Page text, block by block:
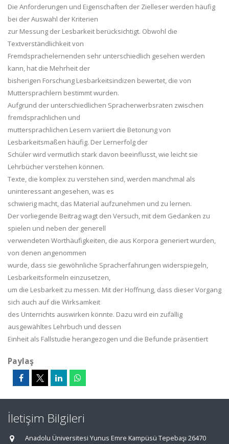
Die Anforderungen und Eigenschaften der Zielleser werden häufig
bei der Auswahl der Kriterien
zur Messung der Lesbarkeit berücksichtigt. Obwohl die
Textverständlichkeitvon
Fremdsprachelernenden sehr unterschiedlich gesehen werden
kann, hat die Mehrheit der
bisherigen Forschung Lesbarkeitsindizen bewertet, die von
Muttersprachlern bestimmt wurden.
Aufgrund der unterschiedlichen Spracherwerbsraten zwischen
fremdsprachlichen und
muttersprachlichen Lesern variiert die Betonung von
Lesbarkeitsmaßen häufig. Der Lernerfolg der
Schüler wird vermutlich stark davon beeinflusst, wie leicht sie
Lehrbücher verstehen können.
Texte, die komplex zu verstehen sind, werden manchmal als
uninteressant angesehen, was es
schwierig macht, das Material aufzunehmen und zu lernen.
Der vorliegende Beitrag wagt den Versuch, mit dem Gedanken zu
spielen und neben der generell
verwendeten Worthäufigkeiten, die aus Korpora generiert wurden,
von denen angenommen
wurde, dass sie gewöhnliche Spracherfahrungen widerspiegeln,
Lesbarkeitsformeln einzusetzen,
um die Lesbarkeit zu messen. Mit der Hoffnung, dass dieser Vorgang
sich auch auf die Wirksamkeit
des Unterrichts auswirken könnte. Dazu wird ein zufällig
ausgewähltes Lehrbuch und dessen
Einheit als Fallstudie herangezogen und die Befunde präsentiert
Paylaş
İletişim Bilgileri
Anadolu Üniversitesi Yunus Emre Kampüsü Tepebaşı 26470